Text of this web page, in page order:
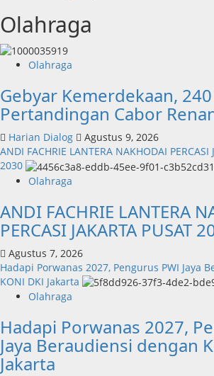
Olahraga
Olahraga
Gebyar Kemerdekaan,
Pertandingan Cabor
Harian Dialog
Agustus 9, 2026
ANDI FACHRIE LANTERA NAKHODAI PERCASI
2030
Olahraga
ANDI FACHRIE LANTERA
PERCASI JAKARTA PUSAT
Agustus 7, 2026
Hadapi Porwanas 2027, Pengurus PWI Jaya
KONI DKI Jakarta
Olahraga
Hadapi Porwanas 2027,
Jaya Beraudiensi dengan
Jakarta